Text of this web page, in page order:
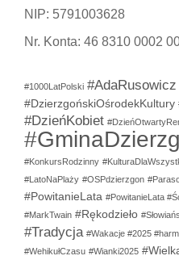
NIP: 5791003628
Nr. Konta: 46 8310 0002
#1000LatPolski #AdaRusowicz
#DzierzgońskiOśrodekKultury
#DzieńKobiet
#KonkursRodzinny
#LatoNaPlaży #OSPdzierzgon
#PowitanieLata #PowitanieLata
#MarkTwain #Rękodzieło
#Tradycja #Wakacje #2025
#WehikułCzasu #Wianki2025